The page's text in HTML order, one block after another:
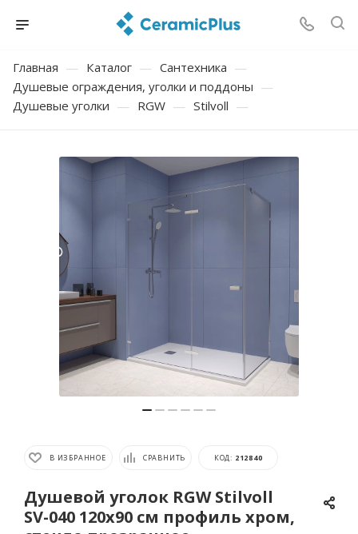
Главная — Каталог — Сантехника —
Душевые ограждения, уголки и поддоны —
Душевые уголки — RGW — Stilvoll —
В ИЗБРАННОЕ СРАВНИТЬ КОД: 212840
Душевой уголок RGW Stilvoll
SV-040 120x90 см профиль хром,